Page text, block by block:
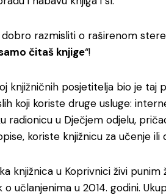
razmisliti o raširenom
čitaš knjige“!
knjižničnih posjetitelja bio je taj
koji koriste druge usluge:
radionicu u Dječjem odjelu,
koriste knjižnicu za učenje ili
knjižnica u Koprivnici živi
o učlanjenima u 2014. godini.